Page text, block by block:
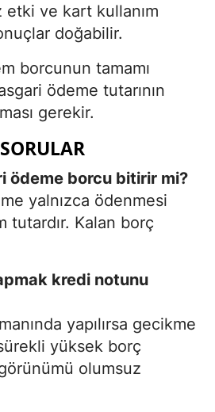
ve kart kullanım
doğabilir.
borcunun tamamı
ödeme tutarının
gerekir.
ödeme borcu bitirir mi?
yalnızca ödenmesi
tutardır. Kalan borç
kredi notunu
yapılırsa gecikme
yüksek borç
olumsuz